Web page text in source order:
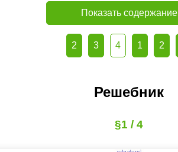
Показать содержание
2 3 4 1 2
Решебник
§1 / 4